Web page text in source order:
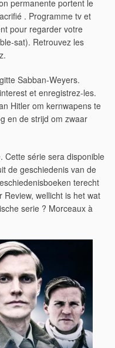
permanente portent le
. Programme tv et
pour regarder votre
sat). Retrouvez les
Sabban-Weyers.
et enregistrez-les.
Hitler om kernwapens te
en de strijd om zwaar
Cette série sera disponible
de geschiedenis van de
terecht
Review, wellicht is het wat
serie ? Morceaux à